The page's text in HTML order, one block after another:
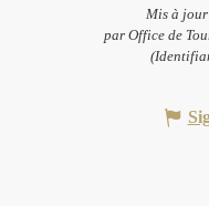
Mis à jour
par Office de